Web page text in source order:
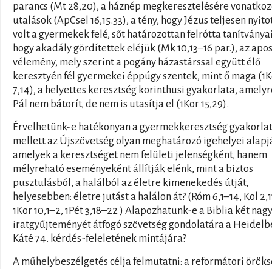
parancs (Mt 28,20), a háznép megkeresztelésére
utalások (ApCsel 16,15.33), a tény, hogy Jézus teljesen
volt a gyermekek felé, sőt határozottan felrótta
hogy akadály gördítettek eléjük (Mk 10,13–16 par.), az
vélemény, mely szerint a pogány házastárssal együtt élő
keresztyén fél gyermekei éppúgy szentek, mint ő maga
7,14), a helyettes keresztség korinthusi gyakorlata,
Pál nem bátorít, de nem is utasítja el (1Kor 15,29).
Érvelhetünk-e hatékonyan a gyermekkeresztség
mellett az Újszövetség olyan meghatározó igehelyei
amelyek a keresztséget nem felületi jelenségként, hanem
mélyreható eseményeként állítják elénk, mint a biztos
pusztulásból, a halálból az életre kimenekedés útját,
helyesebben: életre jutást a halálon át? (Róm 6,1–14, Kol
1Kor 10,1–2, 1Pét 3,18–22 ) Alapozhatunk-e a Biblia két nagy
iratgyűjteményét átfogó szövetség gondolatára a
Káté 74. kérdés-feleletének mintájára?
A műhelybeszélgetés célja felmutatni: a reformátori